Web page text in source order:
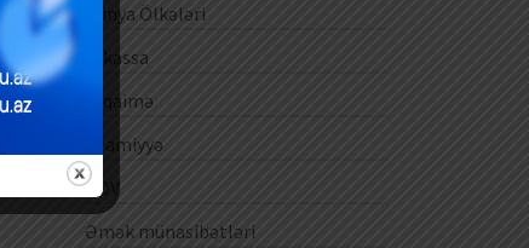
Dünya Ölkələri
E-kassa
E-qaimə
Ezamiyyə
ƏDV
Əmək münasibətləri